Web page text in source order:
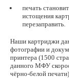
печать
истощения
перезаправить.
Наши картриджи
фотографии и
принтера (1500
данного МФУ
чёрно-белой